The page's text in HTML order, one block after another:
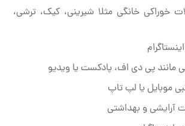
خوراکی خانگی مثلا شیرینی، کیک، ترشی،
مانند پی دی اف، پادکست یا ویدیو
موبایل یا لپ تاپ
و بهداشتی